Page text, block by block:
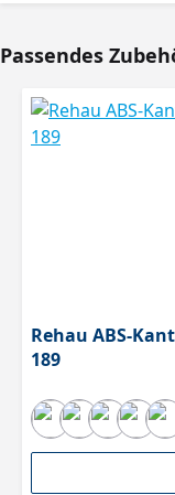
Passendes
Produktgalerie
Rehau ABS-
189